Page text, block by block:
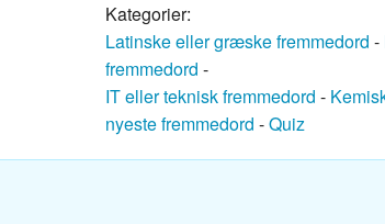
Kategorier:
Latinske eller græske fremmedord -
fremmedord -
IT eller teknisk fremmedord -
nyeste fremmedord -Quiz